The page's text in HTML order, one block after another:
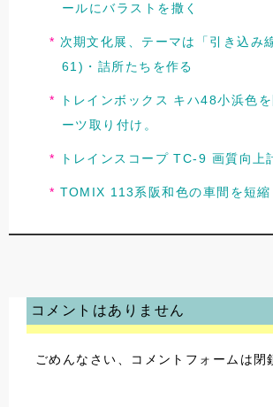
ールにバラストを撒く
次期文化展、テーマは「引き込み
61)・詰所たちを作る
トレインボックス キハ48小浜色
ーツ取り付け。
トレインスコープ TC-9 画質向上
TOMIX 113系阪和色の車間を短縮
コメントはありません
ごめんなさい、コメントフォームは閉